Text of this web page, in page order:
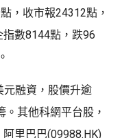
，收市報24312點，
數8144點，跌96
元融資，股價升逾
。其他科網平台股，
里巴巴(09988.HK)